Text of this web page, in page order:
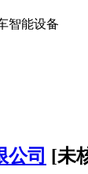
智能设备
公司 [未